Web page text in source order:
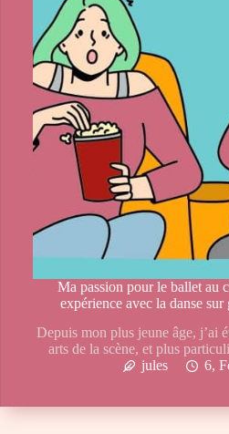
Ma passion pour le ballet au
expérience avec la danse sur
Depuis mon plus jeune âge, j’ai
arts de la scène, et plus
jules
6,